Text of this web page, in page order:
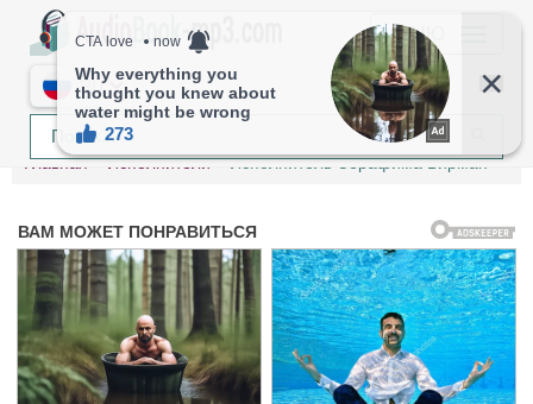
МЕНЮ
RU
Главная Исполнители Исполнитель Серафима Бирман